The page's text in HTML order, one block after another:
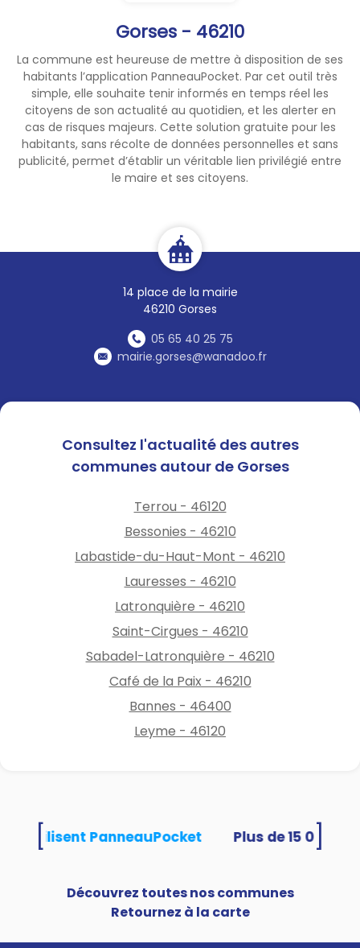
Gorses - 46210
La commune est heureuse de mettre à disposition de ses
habitants l’application PanneauPocket. Par cet outil très
simple, elle souhaite tenir informés en temps réel les
citoyens de son actualité au quotidien, et les alerter en
cas de risques majeurs. Cette solution gratuite pour les
habitants, sans récolte de données personnelles et sans
publicité, permet d’établir un véritable lien privilégié entre
le maire et ses citoyens.
14 place de la mairie
46210 Gorses
05 65 40 25 75
mairie.gorses@wanadoo.fr
Consultez l'actualité des autres
communes autour de Gorses
Terrou - 46120
Bessonies - 46210
Labastide-du-Haut-Mont - 46210
Lauresses - 46210
Latronquière - 46210
Saint-Cirgues - 46210
Sabadel-Latronquière - 46210
Café de la Paix - 46210
Bannes - 46400
Leyme - 46120
utilisent PanneauPocket
Découvrez toutes nos communes
Retournez à la carte